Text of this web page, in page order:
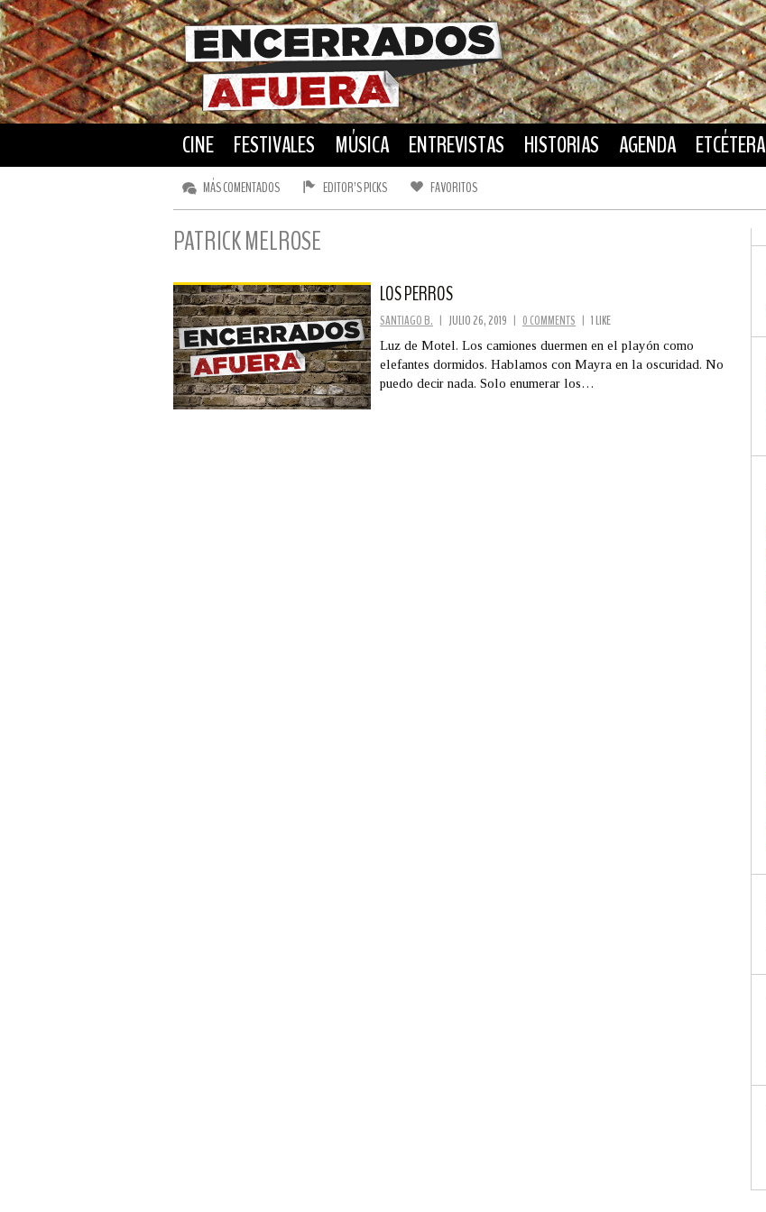
CINE FESTIVALES MÚSICA ENTREVISTAS HISTORIAS AGENDA ETCÉTERA
MÁS COMENTADOS EDITOR’S PICKS FAVORITOS
PATRICK MELROSE
LOS PERROS
SANTIAGO B. | JULIO 26, 2019 | 0 COMMENTS | 1 LIKE
Luz de Motel. Los camiones duermen en el playón como
elefantes dormidos. Hablamos con Mayra en la oscuridad. No
puedo decir nada. Solo enumerar los…